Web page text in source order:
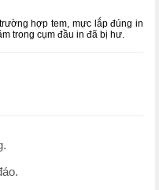
hợp tem, mực lắp đúng in
trong cụm đầu in đã bị hư.